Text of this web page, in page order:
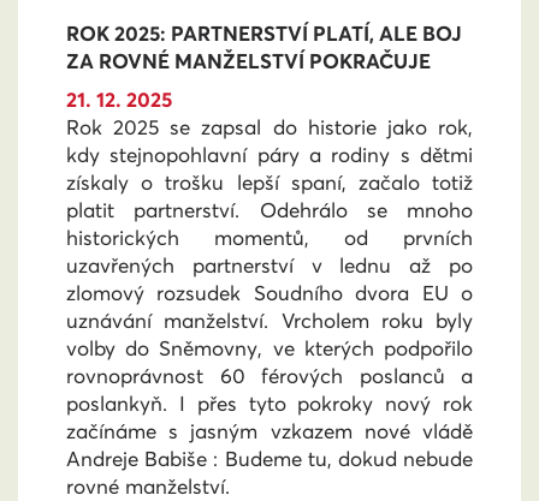
ROK 2025: PARTNERSTVÍ PLATÍ, ALE BOJ
ZA ROVNÉ MANŽELSTVÍ POKRAČUJE
21. 12. 2025
Rok 2025 se zapsal do historie jako rok,
kdy stejnopohlavní páry a rodiny s dětmi
získaly o trošku lepší spaní, začalo totiž
platit partnerství. Odehrálo se mnoho
historických momentů, od prvních
uzavřených partnerství v lednu až po
zlomový rozsudek Soudního dvora EU o
uznávání manželství. Vrcholem roku byly
volby do Sněmovny, ve kterých podpořilo
rovnoprávnost 60 férových poslanců a
poslankyň. I přes tyto pokroky nový rok
začínáme s jasným vzkazem nové vládě
Andreje Babiše : Budeme tu, dokud nebude
rovné manželství.